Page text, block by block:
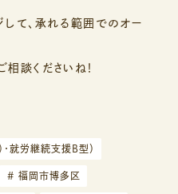
して、承れる範囲でのオー
相談くださいね！
・就労継続支援B型）
# 福岡市博多区